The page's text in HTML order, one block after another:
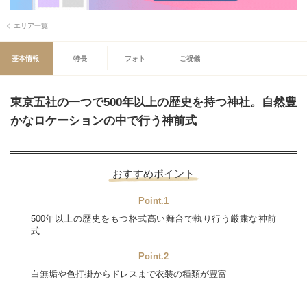
エリア一覧
基本情報 特長 フォト ご祝儀
東京五社の一つで500年以上の歴史を持つ神社。自然豊
かなロケーションの中で行う神前式
おすすめポイント
Point.1
500年以上の歴史をもつ格式高い舞台で執り行う厳粛な神前
式
Point.2
白無垢や色打掛からドレスまで衣装の種類が豊富